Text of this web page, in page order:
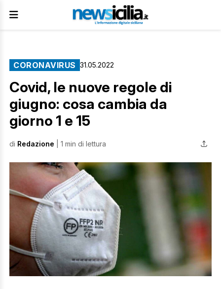
CORONAVIRUS 31.05.2022
Covid, le nuove regole di
giugno: cosa cambia da
giorno 1 e 15
di Redazione | 1 min di lettura